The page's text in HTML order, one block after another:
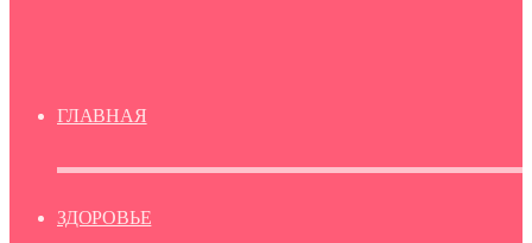
ГЛАВНАЯ
ЗДОРОВЬЕ